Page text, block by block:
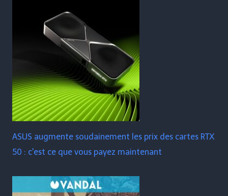
ASUS augmente soudainement les prix des cartes RTX
50 : c'est ce que vous payez maintenant